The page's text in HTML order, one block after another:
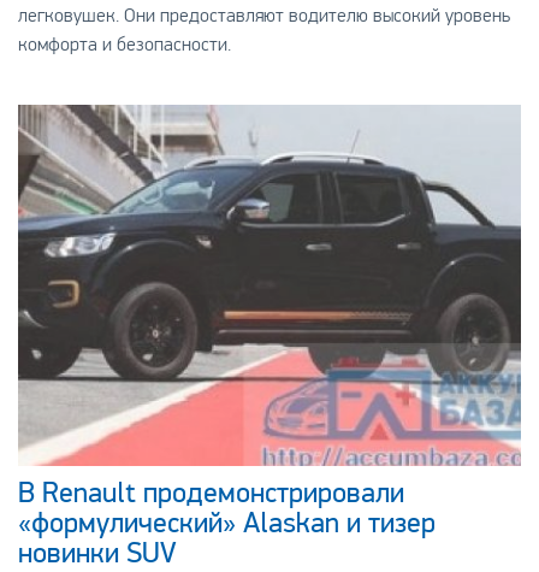
легковушек. Они предоставляют водителю высокий уровень
комфорта и безопасности.
В Renault продемонстрировали
«формулический» Alaskan и тизер
новинки SUV